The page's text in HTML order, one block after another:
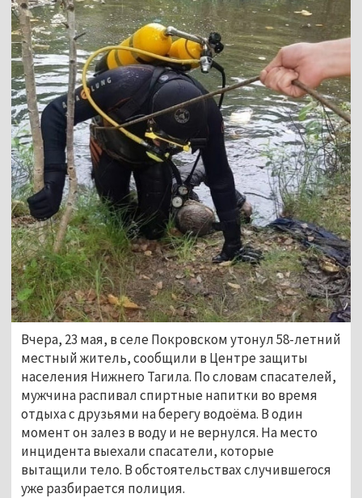
Вчера, 23 мая, в селе Покровском утонул 58-летний
местный житель, сообщили в Центре защиты
населения Нижнего Тагила. По словам спасателей,
мужчина распивал спиртные напитки во время
отдыха с друзьями на берегу водоёма. В один
момент он залез в воду и не вернулся. На место
инцидента выехали спасатели, которые
вытащили тело. В обстоятельствах случившегося
уже разбирается полиция.